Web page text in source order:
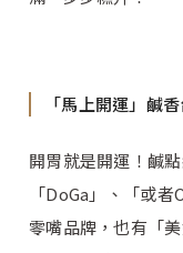
「馬上開運」鹹
開胃就是開運！鹹
「DoGa」、「或
零嘴品牌，也有「